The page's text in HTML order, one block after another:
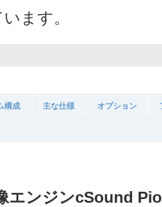
ます。
構成 主な仕様 オプション
エンジンcSound